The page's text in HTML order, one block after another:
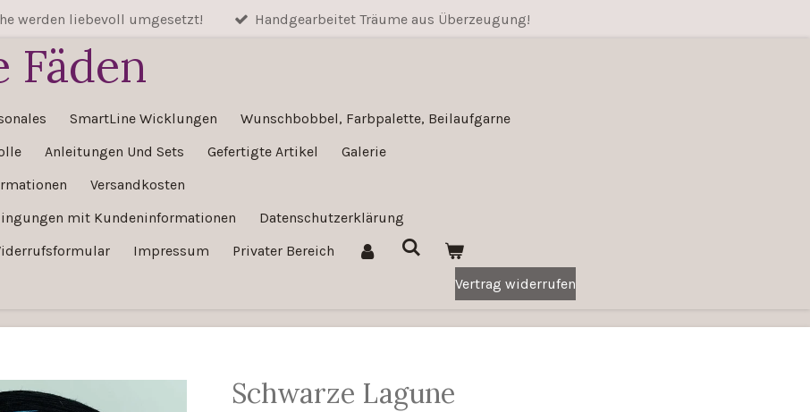
werden liebevoll umgesetzt! Handgearbeitet Träume aus Überzeugung!
Fäden
SmartLine Wicklungen
Wunschbobbel, Farbpalette, Beilaufgarne
Anleitungen Und Sets Gefertigte Artikel
Galerie
Versandkosten
mit Kundeninformationen
Datenschutzerklärung
Impressum
Privater Bereich
Vertrag widerrufen
Schwarze Lagune